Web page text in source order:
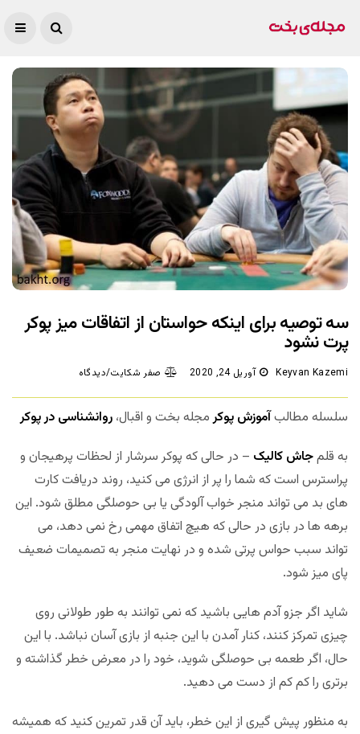
سه توصیه برای اینکه حواستان از اتفاقات میز پوکر
پرت نشود
Keyvan Kazemi آوریل 24, 2020 صفر شکایت/دیدگاه
سلسله مطالبآموزش پوکرمجله بخت و اقبال، روانشناسی در پوکر
به قلمجاش کالیک – در حالی که پوکر سرشار از لحظات پرهیجان و
پراسترس است که شما را پر از انرژی می کنید، روند دریافت کارت
های بد می تواند منجر خواب آلودگی یا بی حوصلگی مطلق شود. این
برهه ها در بازی در حالی که هیچ اتفاق مهمی رخ نمی دهد، می
تواند سبب حواس پرتی شده و در نهایت منجر به تصمیمات ضعیف
پای میز شود.
شاید اگر جزو آدم هایی باشید که نمی توانند به طور طولانی روی
چیزی تمرکز کنند، کنار آمدن با این جنبه از بازی آسان نباشد. با این
حال، اگر طعمه بی حوصلگی شوید، خود را در معرض خطر گذاشته و
برتری را کم کم از دست می دهید.
به منظور پیش گیری از این خطر، باید آن قدر تمرین کنید که همیشه